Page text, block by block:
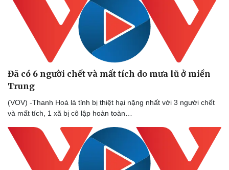
Doanh nhân
Vì cộng đồng
Trải nghiệm
Chuyển đổi số
Đã có 6 người chết và mất tích do mưa lũ ở miền
Trung
(VOV) -Thanh Hoá là tỉnh bị thiệt hại nặng nhất với 3 người chết
và mất tích, 1 xã bị cô lập hoàn toàn…